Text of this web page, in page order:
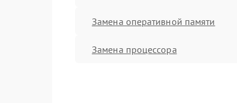
Замена оперативной памяти
Замена процессора